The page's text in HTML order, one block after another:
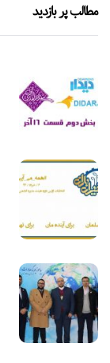
مطالب پر بازدید